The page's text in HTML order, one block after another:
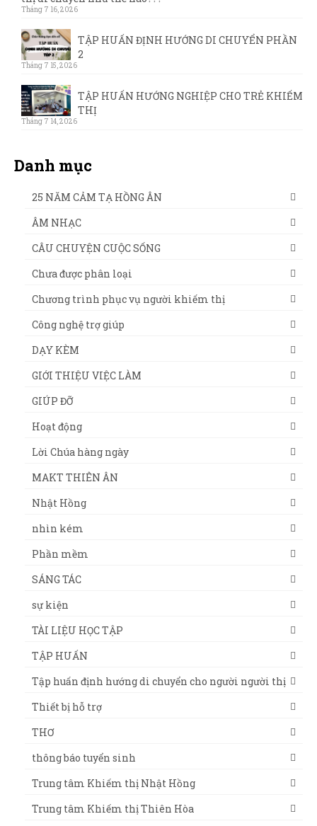
Tháng 7 16, 2026
TẬP HUẤN ĐỊNH HƯỚNG DI CHUYỂN PHẦN
2
Tháng 7 15, 2026
TẬP HUẤN HƯỚNG NGHIỆP CHO TRẺ KHIẾM
THỊ
Tháng 7 14, 2026
Danh mục
25 NĂM CẢM TẠ HỒNG ÂN
ÂM NHẠC
CÂU CHUYỆN CUỘC SỐNG
Chưa được phân loại
Chương trình phục vụ người khiếm thị
Công nghệ trợ giúp
DẠY KÈM
GIỚI THIỆU VIỆC LÀM
GIÚP ĐỠ
Hoạt động
Lời Chúa hàng ngày
MAKT THIÊN ÂN
Nhật Hồng
nhìn kém
Phần mềm
SÁNG TÁC
sự kiện
TÀI LIỆU HỌC TẬP
TẬP HUẤN
Tập huấn định hướng di chuyển cho người người thị
Thiết bị hỗ trợ
THƠ
thông báo tuyển sinh
Trung tâm Khiếm thị Nhật Hồng
Trung tâm Khiếm thị Thiên Hòa